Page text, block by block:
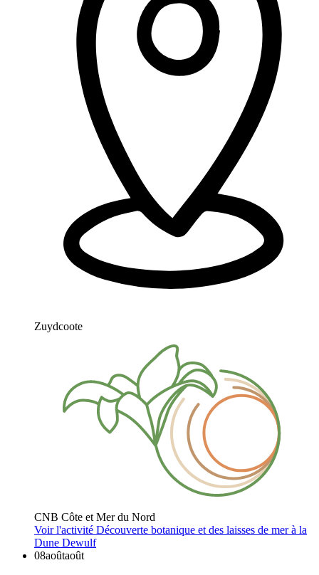
Zuydcoote
CNB Côte et Mer du Nord
Voir l'activité Découverte botanique et des laisses de mer à la
Dune Dewulf
08aoûtaoût